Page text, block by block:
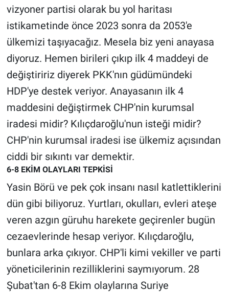
vizyoner partisi olarak bu yol haritası
istikametinde önce 2023 sonra da 2053'e
ülkemizi taşıyacağız. Mesela biz yeni anayasa
diyoruz. Hemen birileri çıkıp ilk 4 maddeyi de
değiştiririz diyerek PKK'nın güdümündeki
HDP'ye destek veriyor. Anayasanın ilk 4
maddesini değiştirmek CHP'nin kurumsal
iradesi midir? Kılıçdaroğlu'nun isteği midir?
CHP'nin kurumsal iradesi ise ülkemiz açısından
ciddi bir sıkıntı var demektir.
6-8 EKİM OLAYLARI TEPKİSİ
Yasin Börü ve pek çok insanı nasıl katlettiklerini
dün gibi biliyoruz. Yurtları, okulları, evleri ateşe
veren azgın güruhu harekete geçirenler bugün
cezaevlerinde hesap veriyor. Kılıçdaroğlu,
bunlara arka çıkıyor. CHP'li kimi vekiller ve parti
yöneticilerinin rezilliklerini saymıyorum. 28
Şubat'tan 6-8 Ekim olaylarına Suriye